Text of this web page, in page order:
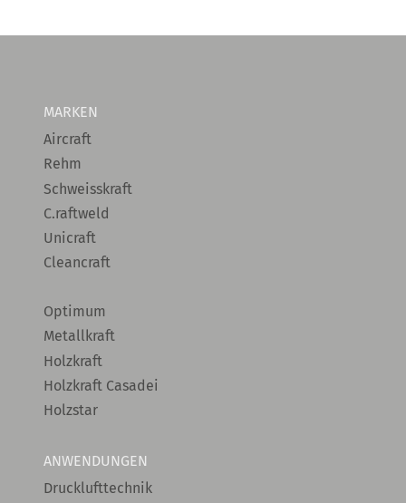
MARKEN
Aircraft
Rehm
Schweisskraft
C.raftweld
Unicraft
Cleancraft
Optimum
Metallkraft
Holzkraft
Holzkraft Casadei
Holzstar
ANWENDUNGEN
Drucklufttechnik